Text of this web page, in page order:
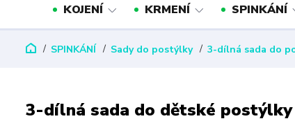
KOJENÍ KRMENÍ SPINKÁNÍ
SPINKÁNÍ Sady do postýlky 3-dílná sada do
3-dílná sada do dětské postýlky